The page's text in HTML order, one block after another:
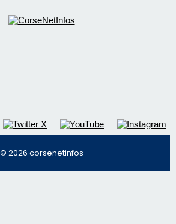
© 2026 corsenetinfos